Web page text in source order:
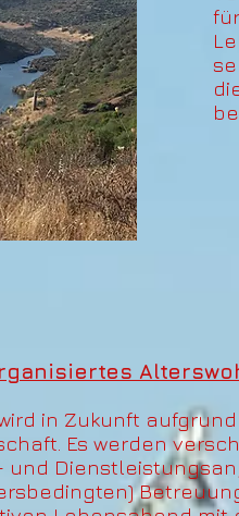
in Zukunft
Es werden
und